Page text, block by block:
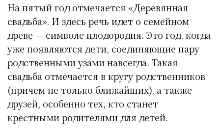
На пятый год отмечается «Деревянная
свадьба». И здесь речь идет о семейном
древе — символе плодородия. Это год, когда
уже появляются дети, соединяющие пару
родственными узами навсегда. Такая
свадьба отмечается в кругу родственников
(причем не только ближайших), а также
друзей, особенно тех, кто станет
крестными родителями для детей.